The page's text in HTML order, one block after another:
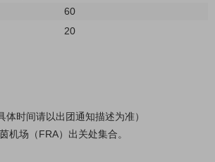
60
20
体时间请以出团通知描述为准）
机场（FRA）出关处集合。